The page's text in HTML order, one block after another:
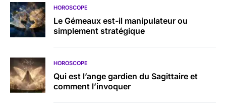
HOROSCOPE
Le Gémeaux est-il manipulateur ou
simplement stratégique
HOROSCOPE
Qui est l’ange gardien du Sagittaire et
comment l’invoquer